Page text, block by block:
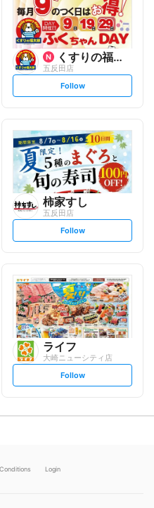
くすりの福太郎
五反田店
s
t
l
o
w
Follow
柿家すし
五反田店
s
t
l
o
w
Follow
ライフ
大崎ニューシティ店
s
t
Follow
Login